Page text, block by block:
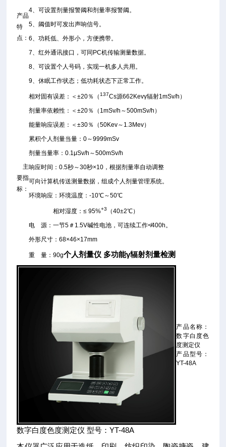
产品
特
点：
4、可设置剂量报警阈和剂量率报警阈。
5、阈值时可发出声响信号。
6、功耗低、外形小，方便携带。
7、红外通讯接口，可同PC机传输测量数据。
8、可设置个人号码，实现一机多人共用。
9、休眠工作状态；低功耗状态下正常工作。
主
要指
标：
相对固有误差：＜±20％（137Cs源662Kevγ辐射1mSv/h）
剂量率依赖性：＜±20％（1mSv/h～500mSv/h）
能量响应误差：＜±30％（50Kev～1.3Mev）
累积个人剂量当量：0～9999mSv
剂量当量率：0.1μSv/h～500mSv/h
响应时间：0.5秒～30秒×10，根据剂量率自动调整
可向计算机传送测量数据，组成个人剂量管理系统。
环境响应：环境温度：-10℃～50℃
相对湿度：≤ 95%+3
（40±2℃）
电 源：一节5＃1.5V碱性电池，可连续工作≮400h。
外形尺寸：68×46×17mm
重 量：90g个人剂量仪 多功能γ辐射剂量检测
产品名称：
数字白度色
度测定仪
产品型号：
YT-48A
数字白度色度测定仪 型号：YT-48A